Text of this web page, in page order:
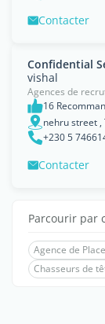
Contacter
Confidential
vishal
Agences de
16
nehru street ,
+230 5
Contacter
Parcourir par
Agence de
Chasseurs de